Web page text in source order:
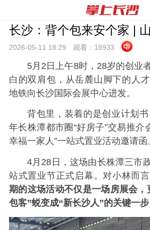
长沙：背个包来安个家 |
2026-05-11 18:29 观看： 18933
5月2日上午8时，28岁的创业
白的双肩包，从岳麓山脚下的人
地铁向长沙国际会展中心进发。
背包里，装着的是创业计划
年长株潭都市圈“好房子”交易推介
幸福一家人”一站式置业活动邀请函
4月28日，这场由长株潭三市
站式置业节正式启幕。对小林而言
期的这场活动不仅是一场房展会，
包客”蜕变成“新长沙人”的关键一步